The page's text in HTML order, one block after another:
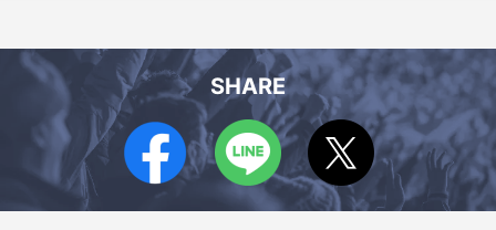
SHARE